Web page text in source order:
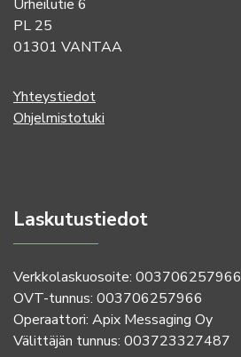
Urheilutie 6
PL 25
01301 VANTAA
Yhteystiedot
Ohjelmistotuki
Laskutustiedot
Verkkolaskuosoite: 003706257966
OVT-tunnus: 003706257966
Operaattori: Apix Messaging Oy
Välittäjän tunnus: 003723327487